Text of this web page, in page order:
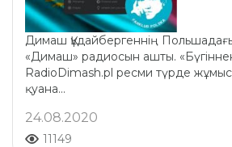
Димаш Құдайбергеннің
«Димаш» радиосын ашты.
RadioDimash.pl ресми түрде
қуана...
24.08.2020
11149